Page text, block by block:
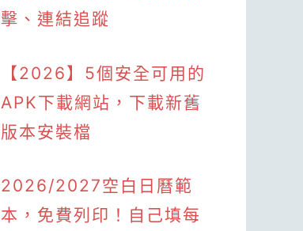
擊、連結追蹤
【2026】5個安全可用的
APK下載網站，下載新舊
版本安裝檔
2026/2027空白日曆範
本，免費列印！自己填每